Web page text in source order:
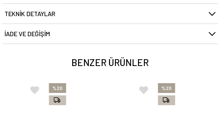
TEKNIK DETAYLAR
İADE VE DEĞIŞIM
BENZER ÜRÜNLER